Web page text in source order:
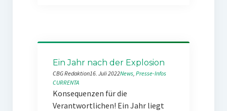
Ein Jahr nach der Explosion
CBG Redaktion16. Juli 2022News, Presse-Infos
CURRENTA
Konsequenzen für die
Verantwortlichen! Ein Jahr liegt